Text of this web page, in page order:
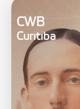
CWB
Curitiba